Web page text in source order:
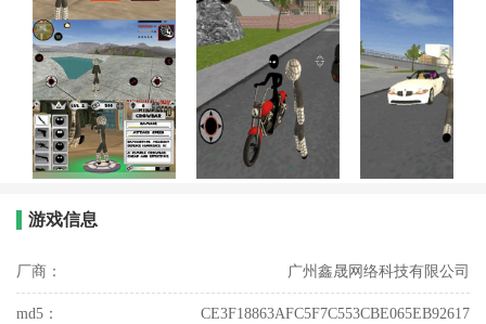
游戏信息
厂商： 广州鑫晟网络科技有限公司
md5： CE3F18863AFC5F7C553CBE065EB92617